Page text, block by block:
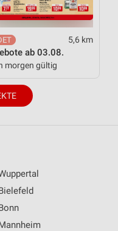
5,6 km
ab 03.08.
morgen gültig